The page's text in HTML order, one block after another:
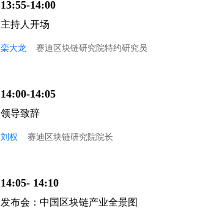
13:55-14:00
主持人开场
栾大龙 赛迪区块链研究院特约研究员
14:00-14:05
领导致辞
刘权 赛迪区块链研究院院长
14:05- 14:10
发布会：中国区块链产业全景图